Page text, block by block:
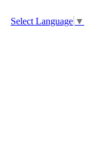
Select Language ▼